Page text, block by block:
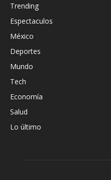
Trending
Espectaculos
México
Deportes
Mundo
Tech
Economía
Salud
Lo último